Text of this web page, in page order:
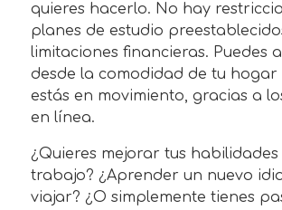
quieres hacerlo. No hay
planes de estudio
limitaciones financieras. Puedes
desde la comodidad de tu hogar
estás en movimiento, gracias a
en línea.
¿Quieres mejorar tus habilidades
trabajo? ¿Aprender un nuevo
viajar? ¿O simplemente tienes